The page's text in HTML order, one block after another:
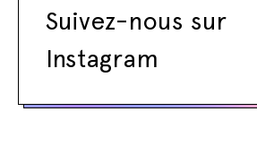
Suivez-nous sur
Instagram